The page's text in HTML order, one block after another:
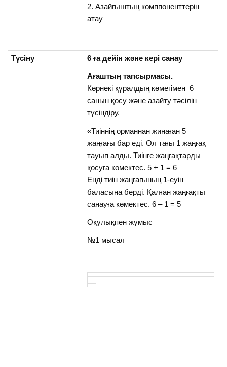
2. Азайғыштың комппоненттерін
атау
Түсіну 6 ға дейін және кері санау
Ағаштың тапсырмасы.
Көрнекі құралдың көмегімен 6
санын қосу және азайту тәсілін
түсіндіру.
«Тиіннің орманнан жинаған 5
жаңғағы бар еді. Ол тағы 1 жаңғақ
тауып алды. Тиінге жаңғақтарды
қосуға көмектес. 5 + 1 = 6
Енді тиін жаңғағының 1-еуін
баласына берді. Қалған жаңғақты
санауға көмектес. 6 – 1 = 5
Оқулықпен жұмыс
№1 мысал